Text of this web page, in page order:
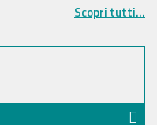
Scopri tutti...